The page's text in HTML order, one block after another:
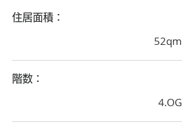
住居面積：
52qm
階数：
4.OG